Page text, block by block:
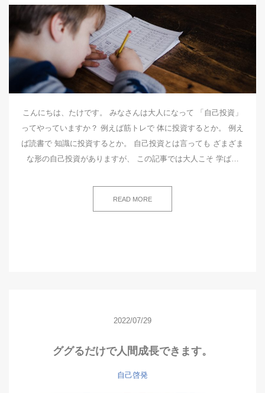
こんにちは、たけです。 みなさんは大人になって 「自己投資」
ってやっていますか？ 例えば筋トレで 体に投資するとか。 例え
ば読書で 知識に投資するとか。 自己投資とは言っても ざまざま
な形の自己投資がありますが、 この記事では大人こそ 学ば…
READ MORE
2022/07/29
ググるだけで人間成長できます。
自己啓発